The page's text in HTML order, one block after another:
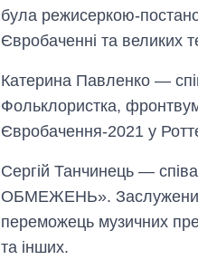
була режисеркою-
Євробаченні та великих
Катерина Павленко —
Фольклористка,
Євробачення-2021 у
Сергій Танчинець —
ОБМЕЖЕНЬ». Заслужений
переможець музичних
та інших.